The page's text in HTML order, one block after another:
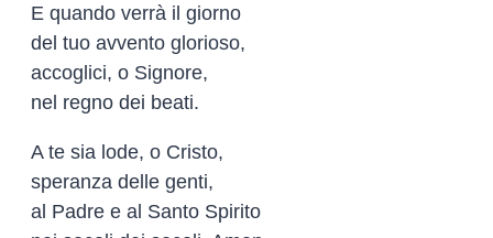
E quando verrà il giorno
del tuo avvento glorioso,
accoglici, o Signore,
nel regno dei beati.
A te sia lode, o Cristo,
speranza delle genti,
al Padre e al Santo Spirito